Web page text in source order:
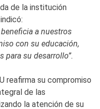
de la institución
a nuestros
con su educación,
para su desarrollo”.
reafirma su compromiso
de las
la atención de su